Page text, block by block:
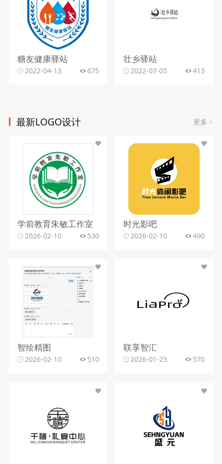
糖友健康驿站
2022-04-13 675
壮乡驿站
2022-07-05 413
最新LOGO设计 更多
学前教育朱敏工作室
2026-02-10 530
时光影吧
2026-02-10 490
智绘精图
2026-02-10 510
联享智汇
2026-01-23 570